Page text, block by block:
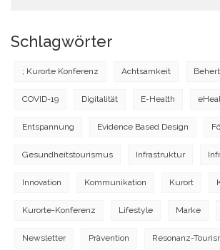
Schlagwörter
; Kurorte Konferenz Achtsamkeit
COVID-19 Digitalität E-Health
Entspannung Evidence Based Design
Gesundheitstourismus Infrastruktur
Innovation Kommunikation Kurort
Kurorte-Konferenz Lifestyle Marke
Newsletter Prävention Resonanz-